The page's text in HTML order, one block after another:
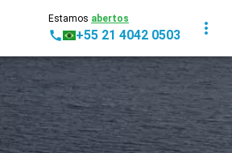
Estamos abertos
+55 21 4042 0503